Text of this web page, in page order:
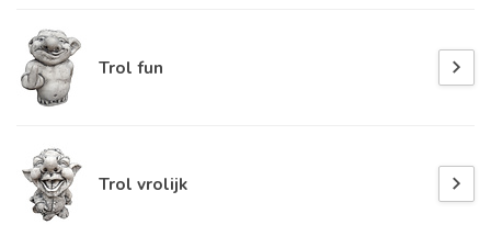
Trol fun
Trol vrolijk